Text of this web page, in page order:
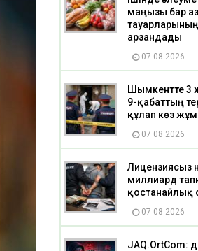
маңызы бар
арзандады
07 08 2026
Шымкентте 3
9-қабаттың
құлап көз
07 08 2026
Лицензиясыз
миллиард
қостанайлық
07 08 2026
JAQ.OrtCom: